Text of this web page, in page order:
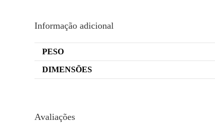
Informação adicional
PESO
DIMENSÕES
Avaliações